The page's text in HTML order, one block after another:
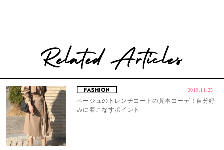
2019.11.25
ベージュのトレンチコートの見本コーデ！自分好
みに着こなすポイント